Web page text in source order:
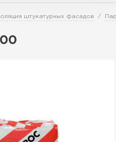
штукатурных фасадов